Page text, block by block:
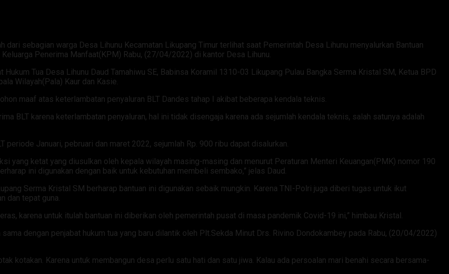
dari sebagian warga Desa Lihunu Kecamatan Likupang Timur terlihat saat Pemerintah Desa Lihunu menyalurkan Bantuan
Penerima Manfaat(KPM) Rabu, (27/04/2022) di kantor Desa Lihunu.
Tua Desa Lihunu Daud Tamahiwu SE, Babinsa Koramil 1310-03 Likupang Pulau Bangka Serma Kristal SM, Ketua BPD
Wilayah(Pala) Kaur dan Kasie.
maaf atas keterlambatan penyaluran BLT Dandes tahap I akibat beberapa kendala teknis.
BLT karena keterlambatan penyaluran, hal ini tidak disengaja karena ada sejumlah kendala teknis, salah satunya adalah
periode Januari, pebruari dan maret 2022, sejumlah Rp. 900 ribu dapat disalurkan.
yang ketat yang diusulkan oleh kepala wilayah masing-masing dan menurut Peraturan Menteri Keuangan(PMK) nomor 190
ini digunakan dengan baik untuk kebutuhan membeli sembako,” jelas Daud.
Serma Kristal SM berharap bantuan ini digunakan sebaik mungkin. Karena TNI-Polri juga diberi tugas untuk ikut
dan tepat guna.
karena untuk itulah bantuan ini diberikan oleh pemerintah pusat di masa pandemik Covid-19 ini,” himbau Kristal.
dengan penjabat hukum tua yang baru dilantik oleh Plt.Sekda Minut Drs. Rivino Dondokambey pada Rabu, (20/04/2022)
kotakan. Karena untuk membangun desa perlu satu hati dan satu jiwa. Kalau ada persoalan mari benahi secara bersama-